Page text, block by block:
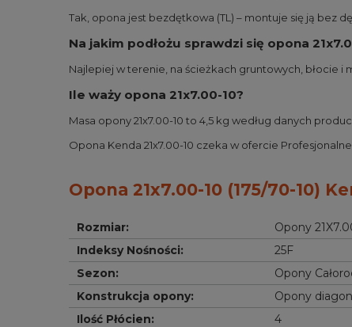
Tak, opona jest bezdętkowa (TL) – montuje się ją bez
Na jakim podłożu sprawdzi się opona
Najlepiej w terenie, na ścieżkach gruntowych, błocie i
Ile waży opona 21x7.00-10?
Masa opony 21x7.00-10 to 4,5 kg według danych
Opona Kenda 21x7.00-10 czeka w ofercie
Opona 21x7.00-10 (175/70-10)
Rozmiar: Opony
Indeksy Nośności:
25F
Sezon:
Opony
Konstrukcja opony:
Opony
Ilość Płócien:
4